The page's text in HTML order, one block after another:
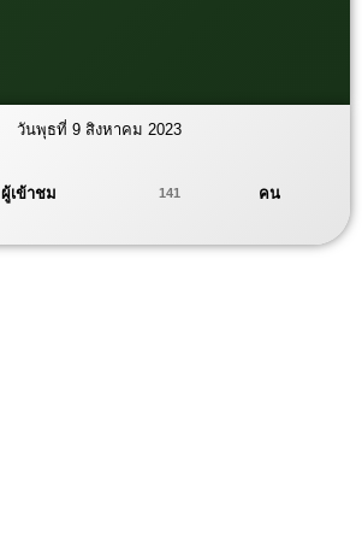
วันพุธที่ 9 สิงหาคม 2023
ผู้เข้าชม 141 คน